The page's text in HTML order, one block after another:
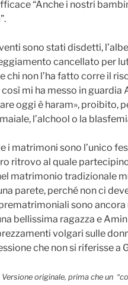
“Anche i nostri
sono stati disdetti,
cancellato per
chi non l’ha fatto corre il
mi ha messo in
oggi è haram», proibito,
l’alchool o la
i matrimoni sono l’unico
ritrovo al quale
matrimonio tradizionale
parete, perché non ci
sono
bellissima ragazza e
volgari sulle
che non si riferisse a
Versione originale, prima che un